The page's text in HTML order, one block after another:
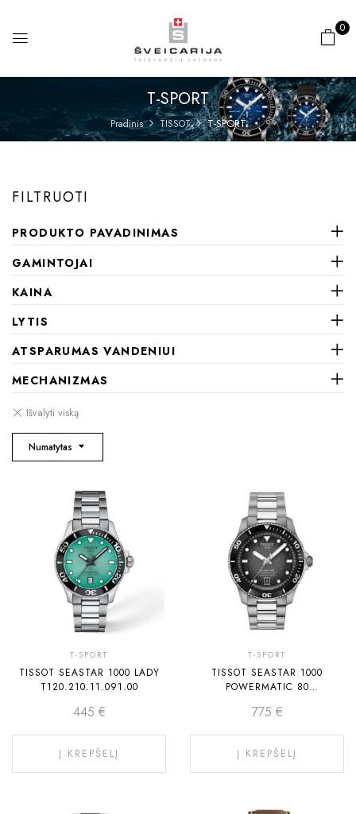
0
T-SPORT
Pradinis TISSOT T-SPORT
FILTRUOTI
PRODUKTO PAVADINIMAS
GAMINTOJAI
KAINA
LYTIS
ATSPARUMAS VANDENIUI
MECHANIZMAS
Numatytas
T-SPORT
TISSOT SEASTAR 1000 LADY
T120.210.11.091.00
445 €
Į KREPŠELĮ
T-SPORT
TISSOT SEASTAR 1000
POWERMATIC 80
775 €
Į KREPŠELĮ